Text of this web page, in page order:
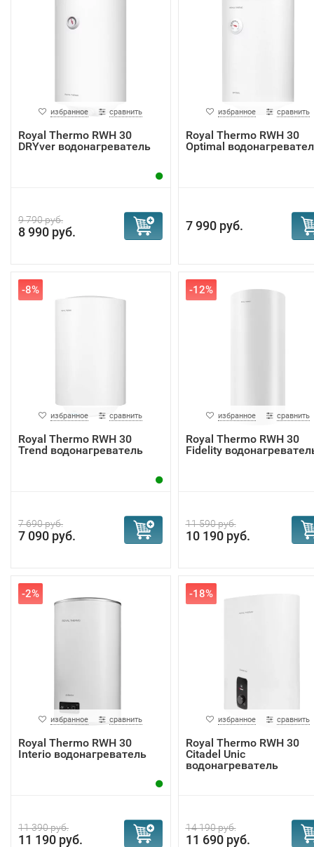
избранное сравнить
Royal Thermo RWH 30
DRYver водонагреватель
9 790 руб.
8 990 руб.
избранное сравнить
Royal Thermo RWH 30
Optimal
7 990 руб.
-8%
избранное сравнить
Royal Thermo RWH 30
Trend водонагреватель
7 690 руб.
7 090 руб.
-12%
избранное сравнить
Royal Thermo RWH 30
Fidelity
11 590 руб.
10 190 руб.
-2%
избранное сравнить
Royal Thermo RWH 30
Interio водонагреватель
11 390 руб.
11 190 руб.
-18%
избранное сравнить
Royal Thermo RWH 30
Citadel Unic
водонагреватель
14 190 руб.
11 690 руб.